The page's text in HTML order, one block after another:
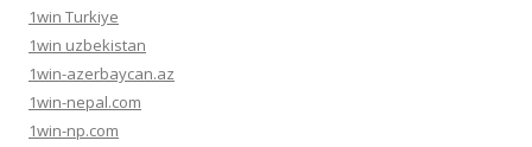
1win Turkiye
1win uzbekistan
1win-azerbaycan.az
1win-nepal.com
1win-np.com